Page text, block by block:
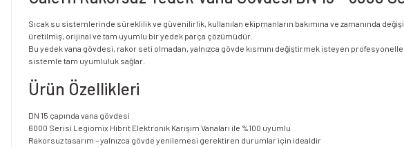
Sıcak su sistemlerinde süreklilik ve güvenilirlik, kullanılan ekipmanların bakımına ve zamanında
üretilmiş, orijinal ve tam uyumlu bir yedek parça çözümüdür.
Bu yedek vana gövdesi, rakor seti olmadan, yalnızca gövde kısmını değiştirmek isteyen
sistemle tam uyumluluk sağlar.
Ürün Özellikleri
DN 15 çapında vana gövdesi
6000 Serisi Legiomix Hibrit Elektronik Karışım Vanaları ile %100 uyumlu
Rakorsuz tasarım – yalnızca gövde yenilemesi gerektiren durumlar için idealdir